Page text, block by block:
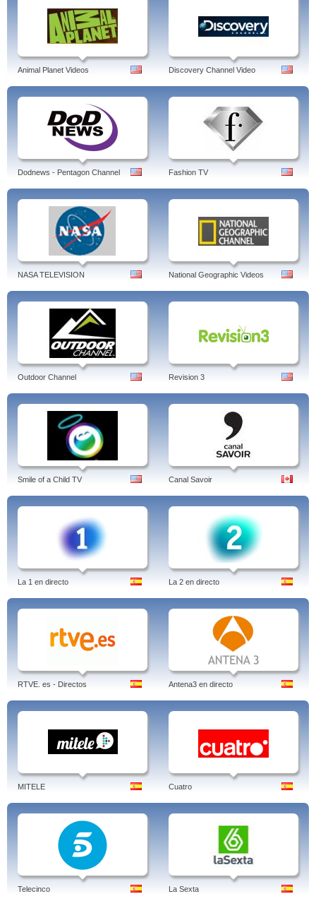
Animal Planet Videos Discovery Channel Video
Dodnews - Pentagon Channel Fashion TV
NASA TELEVISION National Geographic Videos
Outdoor Channel Revision 3
Smile of a Child TV Canal Savoir
La 1 en directo La 2 en directo
RTVE. es - Directos Antena3 en directo
MITELE Cuatro
Telecinco La Sexta